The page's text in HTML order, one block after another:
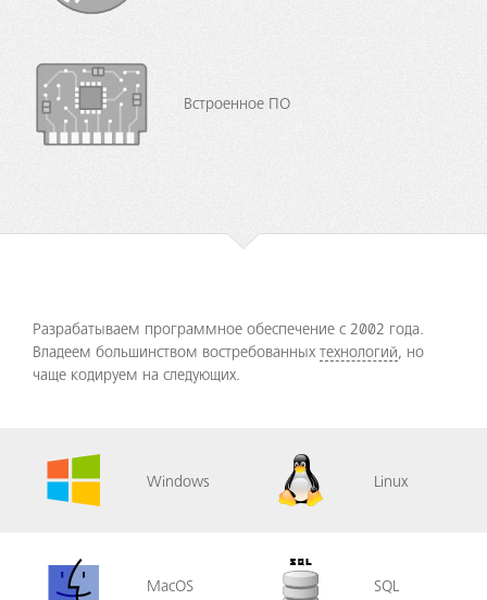
Встроенное ПО
Разрабатываем программное обеспечение с 2002 года.
Владеем большинством востребованных технологий, но
чаще кодируем на следующих.
Windows Linux
MacOS SQL